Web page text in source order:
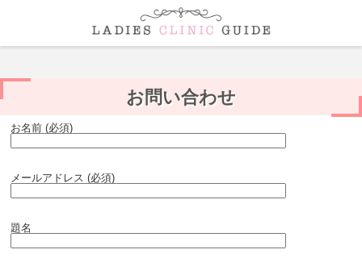
お問い合わせ
お名前 (必須)
メールアドレス (必須)
題名